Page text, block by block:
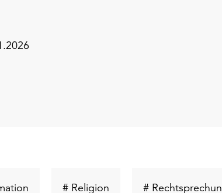
Schlüsselwort
# ReligionSchlüsselwort
#